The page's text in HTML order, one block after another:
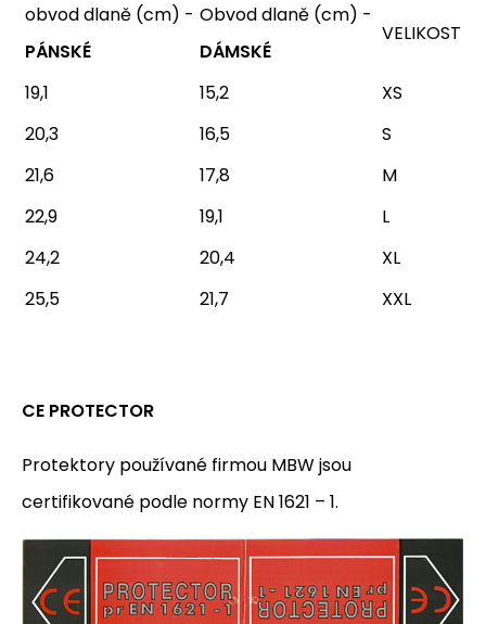
obvod dlaně (cm) -
PÁNSKÉ
Obvod dlaně (cm) -
DÁMSKÉ
VELIKOST
19,1 15,2
XS
20,3
16,5
S
21,6
17,8
M
22,9
19,1
L
24,2
20,4
XL
25,5
21,7 XXL
CE PROTECTOR
Protektory používané firmou MBW jsou
certifikované podle normy EN 1621 – 1.